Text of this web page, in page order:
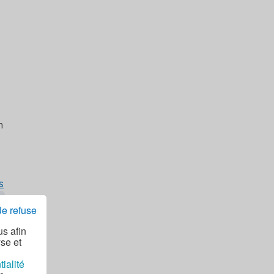
afin
et
refuse